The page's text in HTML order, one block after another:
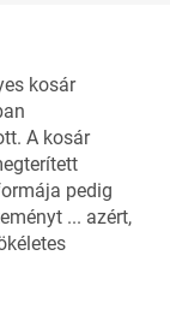
kosár
A kosár
pedig
... azért,